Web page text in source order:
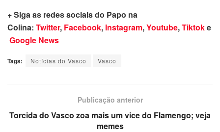
+ Siga as redes sociais do Papo na
Colina: Twitter, Facebook, Instagram,Youtube,Tiktoke
Google News
Tags: Notícias do Vasco Vasco
Publicação anterior
Torcida do Vasco zoa mais um vice do Flamengo; veja
memes